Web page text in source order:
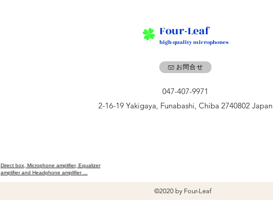
Four-Leaf
high-quality microphones
お問合せ
047-407-9971
2-16-19 Yakigaya, Funabashi, Chiba 2740802 Japan
Direct box, Microphone amplifier, Equalizer
amplifier and Headphone amplifier ...
©2020 by Four-Leaf